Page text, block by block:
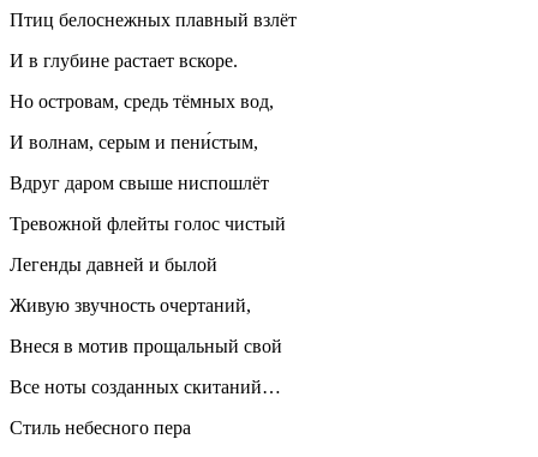
Птиц белоснежных плавный взлёт
И в глубине растает вскоре.
Но островам, средь тёмных вод,
И волнам, серым и пени́стым,
Вдруг даром свыше ниспошлёт
Тревожной флейты голос чистый
Легенды давней и былой
Живую звучность очертаний,
Внеся в мотив прощальный свой
Все ноты созданных скитаний…
Стиль небесного пера